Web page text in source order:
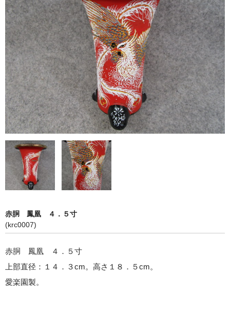
日本春蘭花物
日本春蘭柄物 チャボ
韓国春蘭花物
韓国春蘭柄物 チャボ
富貴蘭
中国蘭
その他の蘭
春蘭錦鉢
富貴蘭鉢
園芸資材
ショップ案内
注文ガイド/支払方法
赤胴 鳳凰 ４．５寸
(krc0007)
赤胴 鳳凰 ４．５寸
上部直径：１４．３cm。高さ１８．５cm。
愛楽園製。